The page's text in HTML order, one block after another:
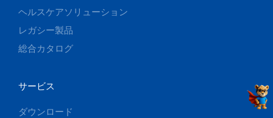
ヘルスケアソリューション
レガシー製品
総合カタログ
サービス
ダウンロード